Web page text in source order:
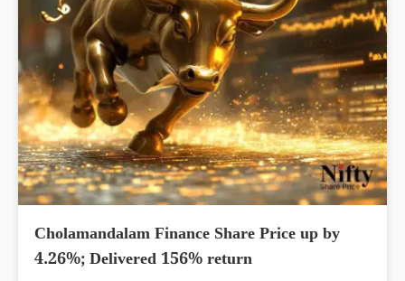
Cholamandalam Finance Share Price up by
4.26%; Delivered 156% return